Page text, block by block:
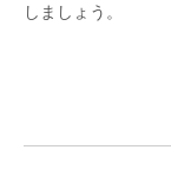
しましょう。